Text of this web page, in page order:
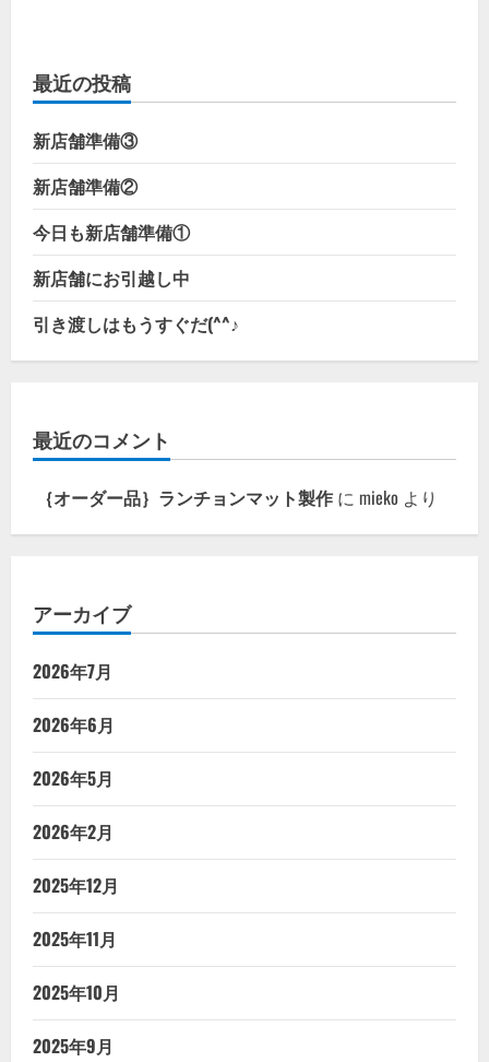
ク
（南
国
の
詳
細
を
ご
覧
く
だ
さ
い
最近の投稿
新店舗準備③
新店舗準備②
今日も新店舗準備①
新店舗にお引越し中
引き渡しはもうすぐだ(^^♪
最近のコメント
｛オーダー品｝ランチョンマット製作 に mieko より
アーカイブ
2026年7月
2026年6月
2026年5月
2026年2月
2025年12月
2025年11月
2025年10月
2025年9月